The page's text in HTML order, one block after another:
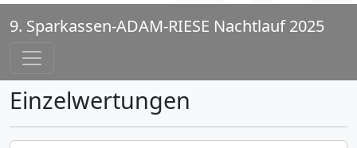
9. Sparkassen-ADAM-RIESE Nachtlauf 2025
Einzelwertungen